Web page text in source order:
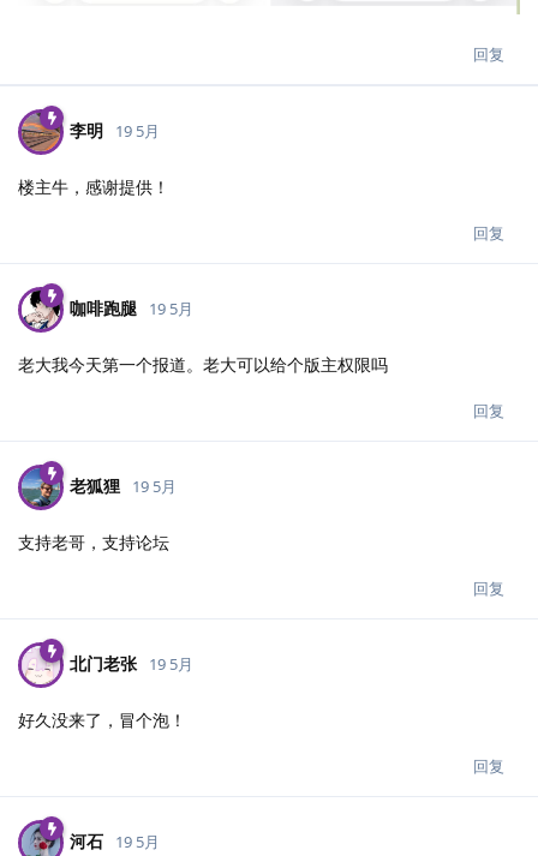
回复
李明 19 5月
楼主牛，感谢提供！
回复
咖啡跑腿 19 5月
老大我今天第一个报道。老大可以给个版主权限吗
回复
老狐狸 19 5月
支持老哥，支持论坛
回复
北门老张 19 5月
好久没来了，冒个泡！
回复
河石 19 5月